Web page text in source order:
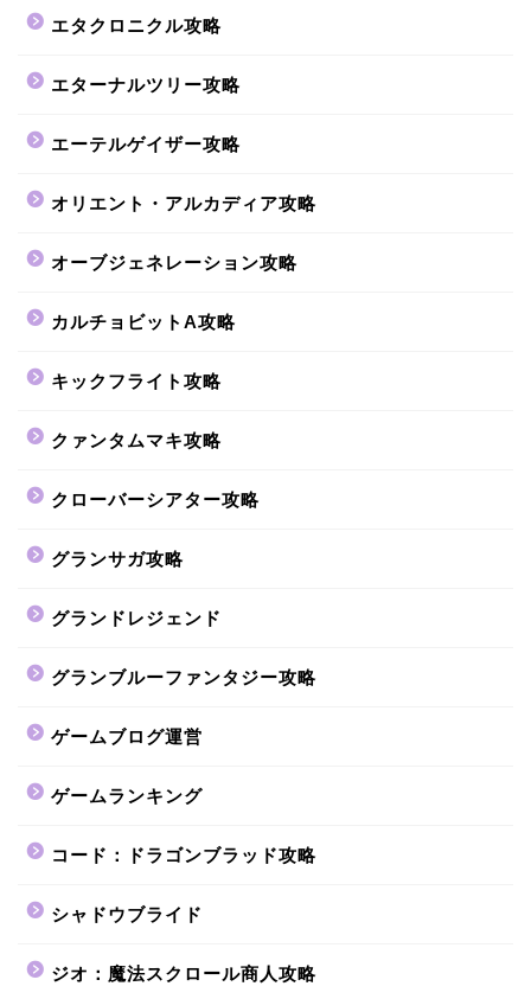
エタクロニクル攻略
エターナルツリー攻略
エーテルゲイザー攻略
オリエント・アルカディア攻略
オーブジェネレーション攻略
カルチョビットA攻略
キックフライト攻略
クァンタムマキ攻略
クローバーシアター攻略
グランサガ攻略
グランドレジェンド
グランブルーファンタジー攻略
ゲームブログ運営
ゲームランキング
コード：ドラゴンブラッド攻略
シャドウブライド
ジオ：魔法スクロール商人攻略